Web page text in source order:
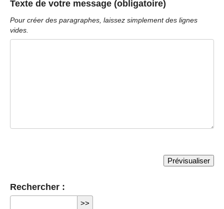
Texte de votre message (obligatoire)
Pour créer des paragraphes, laissez simplement des lignes
vides.
Rechercher :